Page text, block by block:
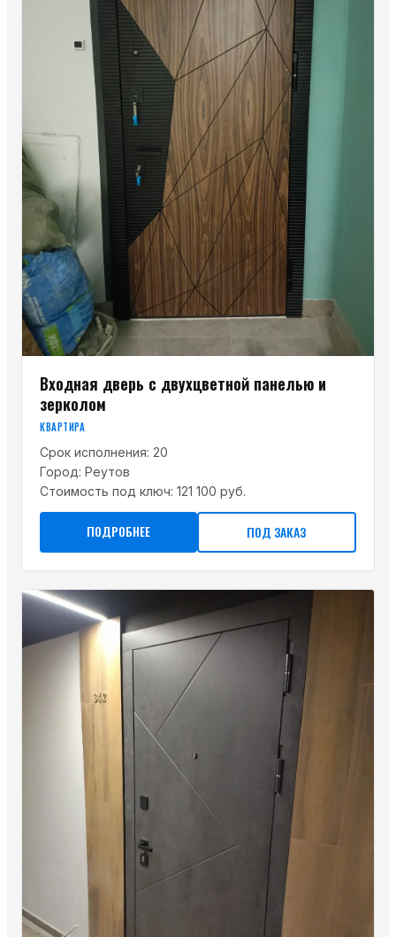
Входная дверь с двухцветной панелью и
зерколом
КВАРТИРА
Срок исполнения: 20
Город: Реутов
Стоимость под ключ: 121 100 руб.
ПОДРОБНЕЕ ПОД ЗАКАЗ